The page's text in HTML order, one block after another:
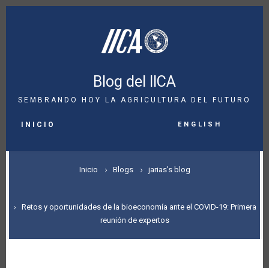
Pasar
Blog del IICA
SEMBRANDO HOY LA AGRICULTURA DEL FUTURO
NAVIGATION
INICIO English
SOBRESCRIBIR
DE
AYUDA
Inicio Blogs jarias's blog
Retos y oportunidades de la bioeconomía ante el COVID-19: Primera
reunión de expertos